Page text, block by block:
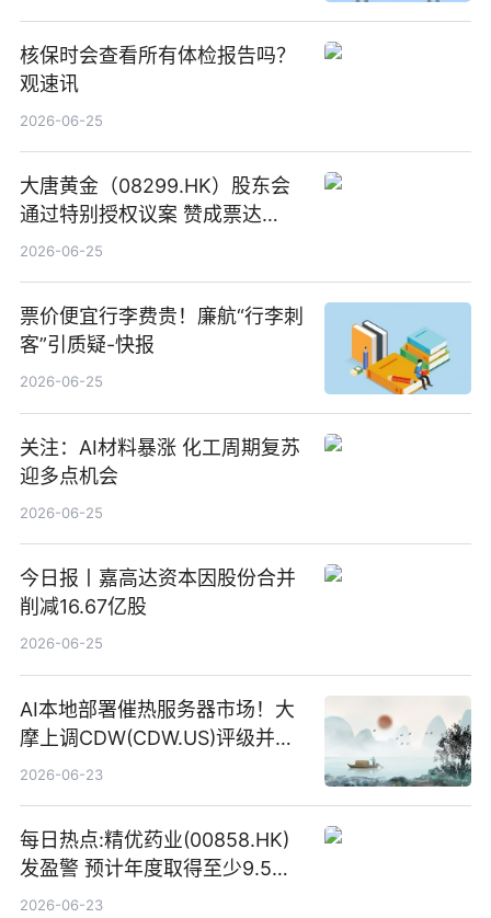
核保时会查看所有体检报告吗？
观速讯
2026-06-25
大唐黄金（08299.HK）股东会
通过特别授权议案 赞成票达
100%_新动态
2026-06-25
票价便宜行李费贵！廉航“行李刺
客”引质疑-快报
2026-06-25
关注：AI材料暴涨 化工周期复苏
迎多点机会
2026-06-25
今日报丨嘉高达资本因股份合并
削减16.67亿股
2026-06-25
AI本地部署催热服务器市场！大
摩上调CDW(CDW.US)评级并看
高IBM(IBM.US)戴尔(DELL.US)
2026-06-23
每日热点:精优药业(00858.HK)
发盈警 预计年度取得至少9.5亿
港元的亏损 同比盈转亏
2026-06-23